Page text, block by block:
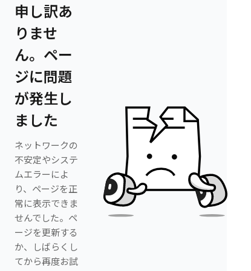
申し訳あ
りませ
ん。ペー
ジに問題
が発生し
ました
ネットワークの
不安定やシステ
ムエラーによ
り、ページを正
常に表示できま
せんでした。ペ
ージを更新する
か、しばらくし
てから再度お試